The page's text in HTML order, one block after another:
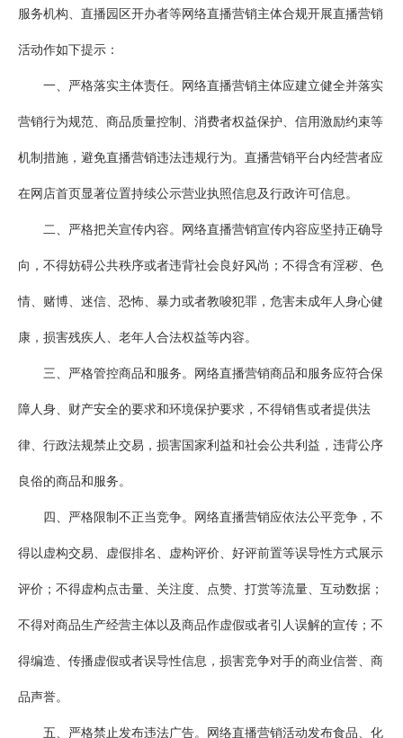
服务机构、直播园区开办者等网络直播营销主体合规开展直播营销
活动作如下提示：
一、严格落实主体责任。网络直播营销主体应建立健全并落实
营销行为规范、商品质量控制、消费者权益保护、信用激励约束等
机制措施，避免直播营销违法违规行为。直播营销平台内经营者应
在网店首页显著位置持续公示营业执照信息及行政许可信息。
二、严格把关宣传内容。网络直播营销宣传内容应坚持正确导
向，不得妨碍公共秩序或者违背社会良好风尚；不得含有淫秽、色
情、赌博、迷信、恐怖、暴力或者教唆犯罪，危害未成年人身心健
康，损害残疾人、老年人合法权益等内容。
三、严格管控商品和服务。网络直播营销商品和服务应符合保
障人身、财产安全的要求和环境保护要求，不得销售或者提供法
律、行政法规禁止交易，损害国家利益和社会公共利益，违背公序
良俗的商品和服务。
四、严格限制不正当竞争。网络直播营销应依法公平竞争，不
得以虚构交易、虚假排名、虚构评价、好评前置等误导性方式展示
评价；不得虚构点击量、关注度、点赞、打赏等流量、互动数据；
不得对商品生产经营主体以及商品作虚假或者引人误解的宣传；不
得编造、传播虚假或者误导性信息，损害竞争对手的商业信誉、商
品声誉。
五、严格禁止发布违法广告。网络直播营销活动发布食品、化